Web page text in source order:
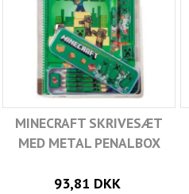
MINECRAFT SKRIVESÆT
MED METAL PENALBOX
93,81 DKK